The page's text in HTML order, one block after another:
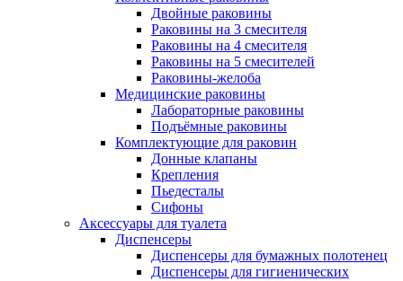
Двойные раковины
Раковины на 3 смесителя
Раковины на 4 смесителя
Раковины на 5 смесителей
Раковины-желоба
Медицинские раковины
Лабораторные раковины
Подъёмные раковины
Комплектующие для раковин
Донные клапаны
Крепления
Пьедесталы
Сифоны
Аксессуары для туалета
Диспенсеры
Диспенсеры для бумажных полотенец
Диспенсеры для гигиенических